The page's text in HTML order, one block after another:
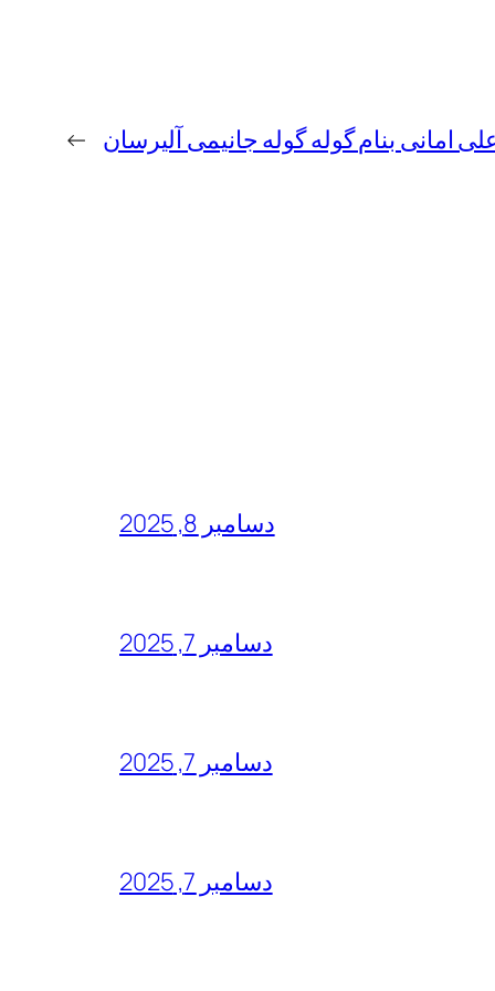
امانی بنام گوله گوله جانیمی آلیرسان →
دسامبر 8, 2025
دسامبر 7, 2025
دسامبر 7, 2025
دسامبر 7, 2025